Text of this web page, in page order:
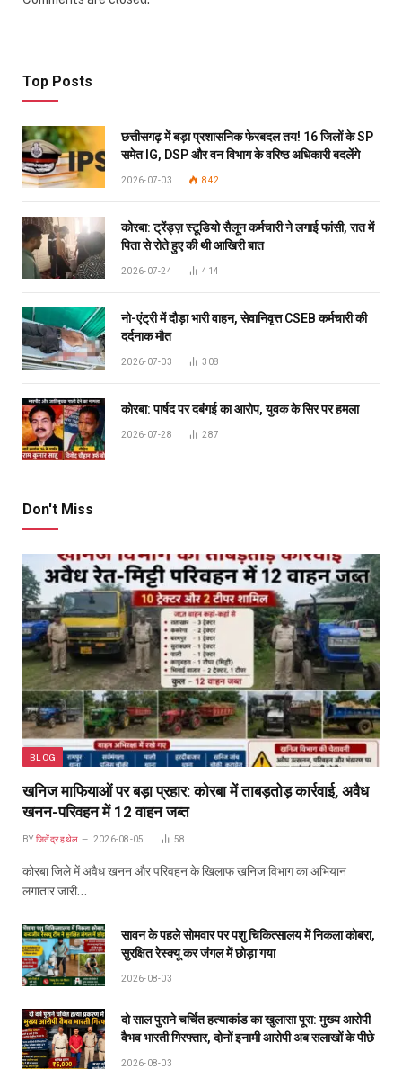
Top Posts
छत्तीसगढ़ में बड़ा प्रशासनिक फेरबदल तय! 16 जिलों के SP
समेत IG, DSP और वन विभाग के वरिष्ठ अधिकारी बदलेंगे
2026-07-03 842
कोरबा: ट्रेंड्ज़ स्टूडियो सैलून कर्मचारी ने लगाई फांसी, रात में
पिता से रोते हुए की थी आखिरी बात
2026-07-24 414
नो-एंट्री में दौड़ा भारी वाहन, सेवानिवृत्त CSEB कर्मचारी की
दर्दनाक मौत
2026-07-03 308
कोरबा: पार्षद पर दबंगई का आरोप, युवक के सिर पर हमला
2026-07-28 287
Don't Miss
BLOG
खनिज माफियाओं पर बड़ा प्रहार: कोरबा में ताबड़तोड़ कार्रवाई, अवैध
खनन-परिवहन में 12 वाहन जब्त
BY जितेंद्र हथेल 2026-08-05 58
कोरबा जिले में अवैध खनन और परिवहन के खिलाफ खनिज विभाग का अभियान
लगातार जारी…
सावन के पहले सोमवार पर पशु चिकित्सालय में निकला कोबरा,
सुरक्षित रेस्क्यू कर जंगल में छोड़ा गया
2026-08-03
दो साल पुराने चर्चित हत्याकांड का खुलासा पूरा: मुख्य आरोपी
वैभव भारती गिरफ्तार, दोनों इनामी आरोपी अब सलाखों के पीछे
2026-08-03